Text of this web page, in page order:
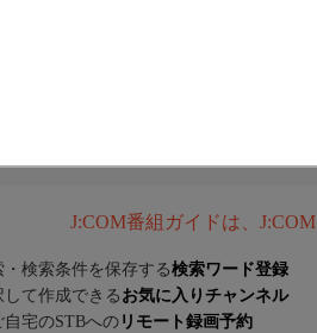
J:COM番組ガイドは、
検索条件を保存する検索ワード登録
て作成できる お気に入りチャンネル
宅のSTBへのリモート録画予約